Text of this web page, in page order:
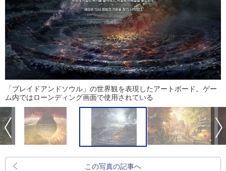
「ブレイドアンドソウル」の世界観を表現したアートボード。ゲー
ム内ではローンディング画面で使用されている
この写真の記事へ